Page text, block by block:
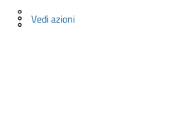
Vedi azioni